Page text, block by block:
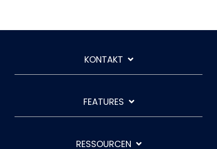
KONTAKT
FEATURES
RESSOURCEN